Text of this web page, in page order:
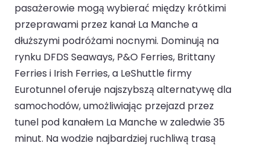
pasażerowie mogą wybierać między krótkimi
przeprawami przez kanał La Manche a
dłuższymi podróżami nocnymi. Dominują na
rynku DFDS Seaways, P&O Ferries, Brittany
Ferries i Irish Ferries, a LeShuttle firmy
Eurotunnel oferuje najszybszą alternatywę dla
samochodów, umożliwiając przejazd przez
tunel pod kanałem La Manche w zaledwie 35
minut. Na wodzie najbardziej ruchliwą trasą